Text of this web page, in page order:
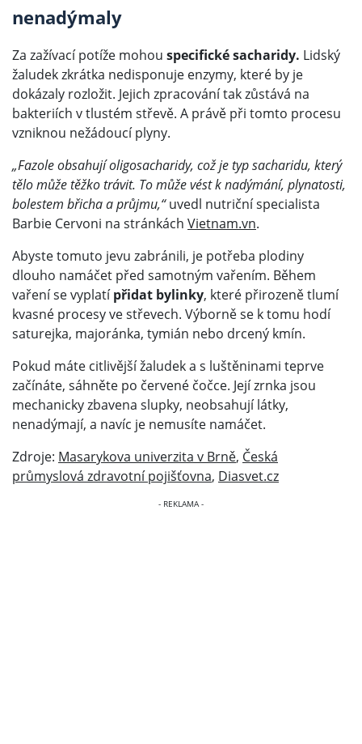
nenadýmaly
Za zažívací potíže mohou specifické sacharidy. Lidský
žaludek zkrátka nedisponuje enzymy, které by je
dokázaly rozložit. Jejich zpracování tak zůstává na
bakteriích v tlustém střevě. A právě při tomto procesu
vzniknou nežádoucí plyny.
„Fazole obsahují oligosacharidy, což je typ sacharidu, který
tělo může těžko trávit. To může vést k nadýmání, plynatosti,
bolestem břicha a průjmu,“uvedl nutriční specialista
Barbie Cervoni na stránkách Vietnam.vn.
Abyste tomuto jevu zabránili, je potřeba plodiny
dlouho namáčet před samotným vařením. Během
vaření se vyplatípřidat bylinky, které přirozeně tlumí
kvasné procesy ve střevech. Výborně se k tomu hodí
saturejka, majoránka, tymián nebo drcený kmín.
Pokud máte citlivější žaludek a s luštěninami teprve
začínáte, sáhněte po červené čočce. Její zrnka jsou
mechanicky zbavena slupky, neobsahují látky,
nenadýmají, a navíc je nemusíte namáčet.
Zdroje: Masarykova univerzita v Brně, Česká
průmyslová zdravotní pojišťovna, Diasvet.cz